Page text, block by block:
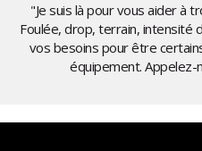
"Je suis là pour vous aider à
Foulée, drop, terrain, intensité
vos besoins pour être
équipement. Appelez-